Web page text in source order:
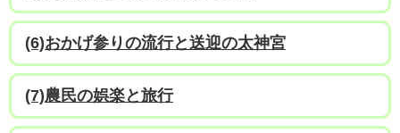
(6)おかげ参りの流行と送迎の太神宮
(7)農民の娯楽と旅行